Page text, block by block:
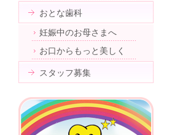
おとな歯科
妊娠中のお母さまへ
お口からもっと美しく
スタッフ募集